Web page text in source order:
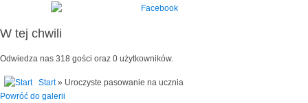
W tej chwili
Odwiedza nas 318 gości oraz 0 użytkowników.
Start» Uroczyste pasowanie na ucznia
Powróć do galerii